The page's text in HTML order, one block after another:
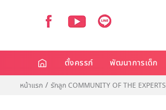
ตั้งครรภ์ พัฒนาการเด็ก
หน้าแรก รักลูก COMMUNITY OF THE EXPERTS